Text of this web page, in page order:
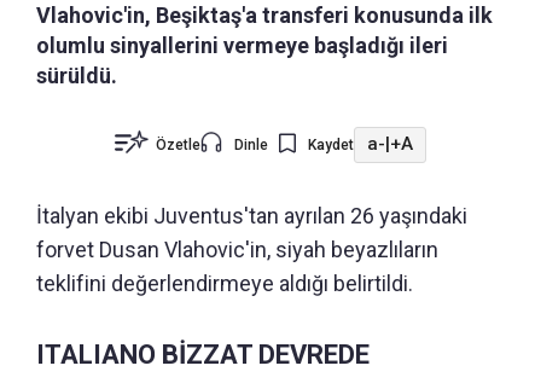
Vlahovic'in, Beşiktaş'a transferi konusunda ilk
olumlu sinyallerini vermeye başladığı ileri
sürüldü.
Özetle Dinle Kaydet a- +A
İtalyan ekibi Juventus'tan ayrılan 26 yaşındaki
forvet Dusan Vlahovic'in, siyah beyazlıların
teklifini değerlendirmeye aldığı belirtildi.
ITALIANO BİZZAT DEVREDE